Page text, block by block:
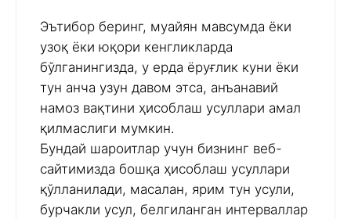
Эътибор беринг, муайян мавсумда ёки
узоқ ёки юқори кенгликларда
бўлганингизда, у ерда ёруғлик куни ёки
тун анча узун давом этса, анъанавий
намоз вақтини ҳисоблаш усуллари амал
қилмаслиги мумкин.
Бундай шароитлар учун бизнинг веб-
сайтимизда бошқа ҳисоблаш усуллари
қўлланилади, масалан, ярим тун усули,
бурчакли усул, белгиланган интерваллар